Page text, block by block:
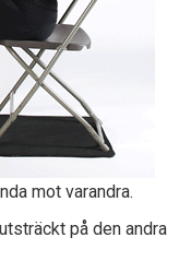
mot varandra.
på den andra